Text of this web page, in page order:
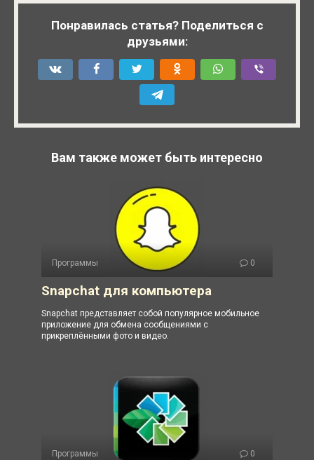
Понравилась статья? Поделиться с
друзьями:
Вам также может быть интересно
Программы 0
Snapchat для компьютера
Snapchat представляет собой популярное мобильное
приложение для обмена сообщениями с
прикреплёнными фото и видео.
Программы 0